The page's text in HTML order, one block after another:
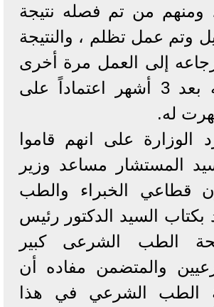
ومنهم من تم فصله نتيجة
وتم عمل تظلم ، والنتيجة
إلى العمل مرة أخرى
ثم تم فصله بعد 3 أشهر اعتماداً على
له.
الوزارة على انهم قاموا
المستشار مساعد وزير
قطاعي الخبراء والطب
بكتاب السيد الدكتور رئيس
الطب الشرعى كبير
والمتضمن مفاده أن
الطب الشرعي في هذا